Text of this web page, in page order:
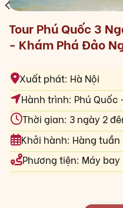
Tour Phú Quốc 3
- Khám Phá Đảo
Xuất phát: Hà Nội
Hành trình: Phú Quốc
Thời gian: 3 ngày 2
Khởi hành: Hàng tuần
Phương tiện: Máy bay